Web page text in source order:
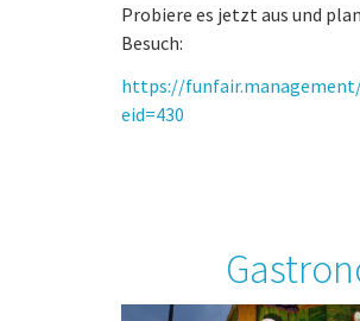
Probiere es jetzt aus und
Besuch:
https://
eid=430